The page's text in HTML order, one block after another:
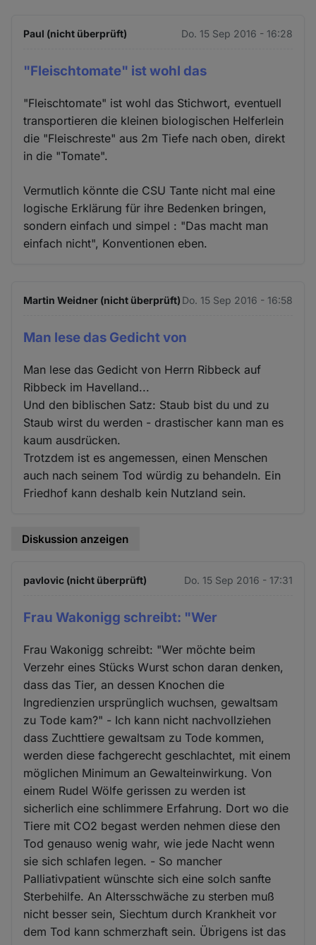
Paul (nicht überprüft) Do. 15 Sep 2016 - 16:28
"Fleischtomate" ist wohl das
"Fleischtomate" ist wohl das Stichwort, eventuell
transportieren die kleinen biologischen Helferlein
die "Fleischreste" aus 2m Tiefe nach oben, direkt
in die "Tomate".
Vermutlich könnte die CSU Tante nicht mal eine
logische Erklärung für ihre Bedenken bringen,
sondern einfach und simpel : "Das macht man
einfach nicht", Konventionen eben.
Martin Weidner (nicht überprüft) Do. 15 Sep 2016 - 16:58
Man lese das Gedicht von
Man lese das Gedicht von Herrn Ribbeck auf
Ribbeck im Havelland...
Und den biblischen Satz: Staub bist du und zu
Staub wirst du werden - drastischer kann man es
kaum ausdrücken.
Trotzdem ist es angemessen, einen Menschen
auch nach seinem Tod würdig zu behandeln. Ein
Friedhof kann deshalb kein Nutzland sein.
Diskussion anzeigen
pavlovic (nicht überprüft) Do. 15 Sep 2016 - 17:31
Frau Wakonigg schreibt: "Wer
Frau Wakonigg schreibt: "Wer möchte beim
Verzehr eines Stücks Wurst schon daran denken,
dass das Tier, an dessen Knochen die
Ingredienzien ursprünglich wuchsen, gewaltsam
zu Tode kam?" - Ich kann nicht nachvollziehen
dass Zuchttiere gewaltsam zu Tode kommen,
werden diese fachgerecht geschlachtet, mit einem
möglichen Minimum an Gewalteinwirkung. Von
einem Rudel Wölfe gerissen zu werden ist
sicherlich eine schlimmere Erfahrung. Dort wo die
Tiere mit CO2 begast werden nehmen diese den
Tod genauso wenig wahr, wie jede Nacht wenn
sie sich schlafen legen. - So mancher
Palliativpatient wünschte sich eine solch sanfte
Sterbehilfe. An Altersschwäche zu sterben muß
nicht besser sein, Siechtum durch Krankheit vor
dem Tod kann schmerzhaft sein. Übrigens ist das